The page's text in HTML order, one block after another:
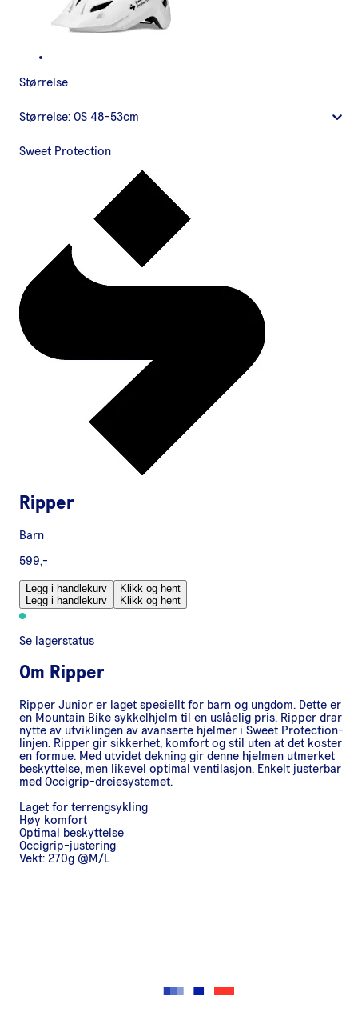
Størrelse
Størrelse: OS 48-53cm
Sweet Protection
Ripper
Barn
599,-
Legg i handlekurv
Legg i handlekurv
Klikk og hent
Klikk og hent
Se lagerstatus
Om Ripper
Ripper Junior er laget spesiellt for barn og ungdom. Dette er
en Mountain Bike sykkelhjelm til en uslåelig pris. Ripper drar
nytte av utviklingen av avanserte hjelmer i Sweet Protection-
linjen. Ripper gir sikkerhet, komfort og stil uten at det koster
en formue. Med utvidet dekning gir denne hjelmen utmerket
beskyttelse, men likevel optimal ventilasjon. Enkelt justerbar
med Occigrip-dreiesystemet.
Laget for terrengsykling
Høy komfort
Optimal beskyttelse
Occigrip-justering
Vekt: 270g @M/L